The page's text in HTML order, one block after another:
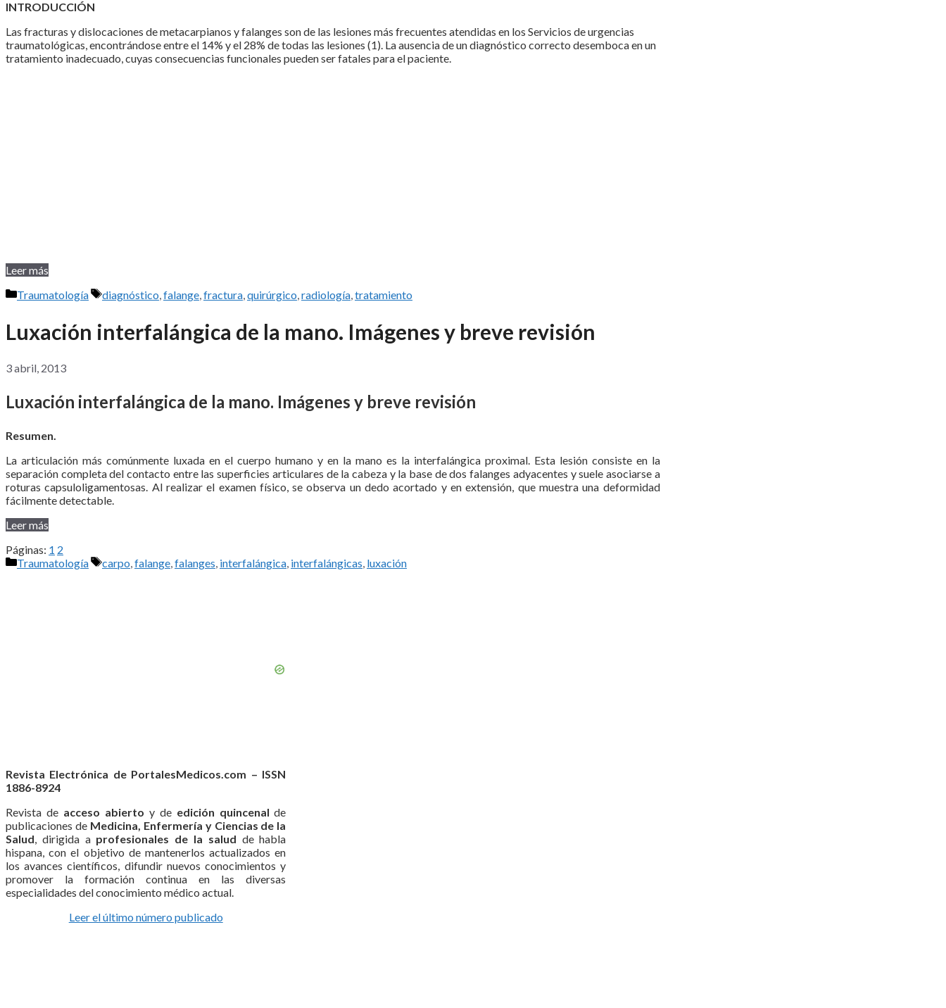
INTRODUCCIÓN
Las fracturas y dislocaciones de metacarpianos y falanges son de las lesiones más frecuentes atendidas en los Servicios de urgencias
traumatológicas, encontrándose entre el 14% y el 28% de todas las lesiones (1). La ausencia de un diagnóstico correcto desemboca en un
tratamiento inadecuado, cuyas consecuencias funcionales pueden ser fatales para el paciente.
Leer más
Categorías
Traumatología Etiquetas
diagnóstico falange fractura quirúrgico radiología tratamiento
Luxación interfalángica de la mano. Imágenes y breve revisión
3 abril, 2013
Luxación interfalángica de la mano. Imágenes y breve revisión
Resumen.
La articulación más comúnmente luxada en el cuerpo humano y en la mano es la interfalángica proximal. Esta lesión consiste en la
separación completa del contacto entre las superficies articulares de la cabeza y la base de dos falanges adyacentes y suele asociarse a
roturas capsuloligamentosas. Al realizar el examen físico, se observa un dedo acortado y en extensión, que muestra una deformidad
fácilmente detectable.
Leer más
Páginas: 1 2
Categorías
Traumatología Etiquetas
carpo,falange,falanges, interfalángica, interfalángicas, luxación
Revista Electrónica de PortalesMedicos.com – ISSN
1886-8924
Revista de acceso abierto y de edición quincenal de
publicaciones de Medicina, Enfermería y Ciencias de la
Salud, dirigida a profesionales de la salud de habla
hispana, con el objetivo de mantenerlos actualizados en
los avances científicos, difundir nuevos conocimientos y
promover la formación continua en las diversas
especialidades del conocimiento médico actual.
Leer el último número publicado